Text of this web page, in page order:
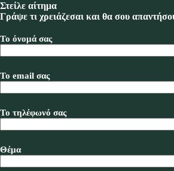
Στείλε αίτημα
Γράψε τι χρειάζεσαι και θα σου
Το όνομά σας
Το email σας
Το τηλέφωνό σας
Θέμα